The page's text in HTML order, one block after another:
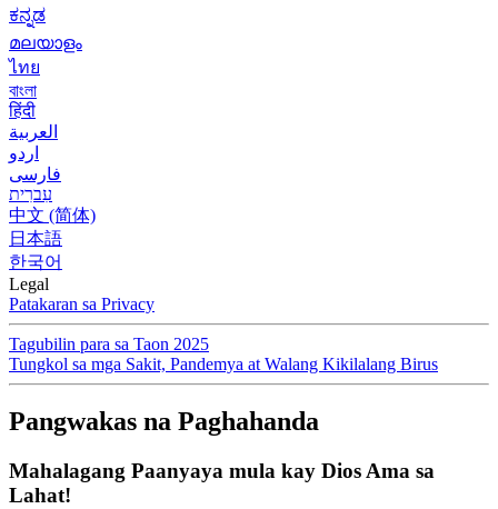
ಕನ್ನಡ
മലയാളം
ไทย
বাংলা
हिंदी
العربية
اردو
فارسی
עִברִית
中文 (简体)
日本語
한국어
Legal
Patakaran sa Privacy
Tagubilin para sa Taon 2025
Tungkol sa mga Sakit, Pandemya at Walang Kikilalang Birus
Pangwakas na Paghahanda
Mahalagang Paanyaya mula kay Dios Ama sa
Lahat!